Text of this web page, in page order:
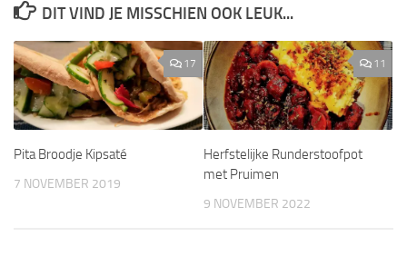
DIT VIND JE MISSCHIEN OOK LEUK...
17
Pita Broodje Kipsaté
7 NOVEMBER 2019
11
Herfstelijke Runderstoofpot
met Pruimen
9 NOVEMBER 2022